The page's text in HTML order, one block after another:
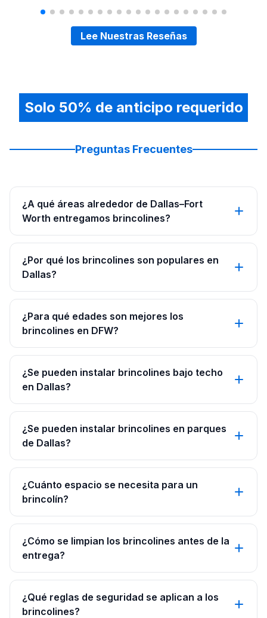
Ingresa tu fecha del evento y código postal
Explora la colección de brincolines de baseball de
Visualiza en tu espacio con herramientas de RA.
Lee Nuestras Reseñas
Solo 50% de anticipo requerido
Preguntas Frecuentes
¿A qué áreas alrededor de Dallas–Fort
Worth entregamos brincolines?
¿Por qué los brincolines son populares en
Dallas?
¿Para qué edades son mejores los
brincolines en DFW?
¿Se pueden instalar brincolines bajo techo
en Dallas?
¿Se pueden instalar brincolines en parques
de Dallas?
¿Cuánto espacio se necesita para un
brincolín?
¿Cómo se limpian los brincolines antes de la
entrega?
¿Qué reglas de seguridad se aplican a los
brincolines?